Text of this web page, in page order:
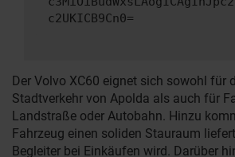
c2UKICB9Cn0=
Der Volvo XC60 eignet sich sowohl für
Stadtverkehr von Apolda als auch für
Landstraße oder Autobahn. Hinzu
Fahrzeug einen soliden Stauraum
Begleiter bei Einkäufen wird. Darüber